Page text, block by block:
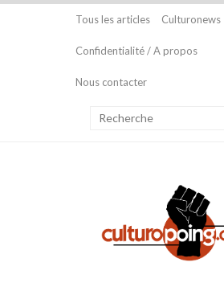
Tous les articles Culturonews
Confidentialité / A propos
Nous contacter